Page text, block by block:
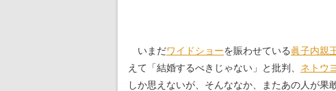
いまだワイドショーを賑わせている眞子内親
えて「結婚するべきじゃない」と批判、 ネトウ
しか思えないが、そんななか、またあの人が果